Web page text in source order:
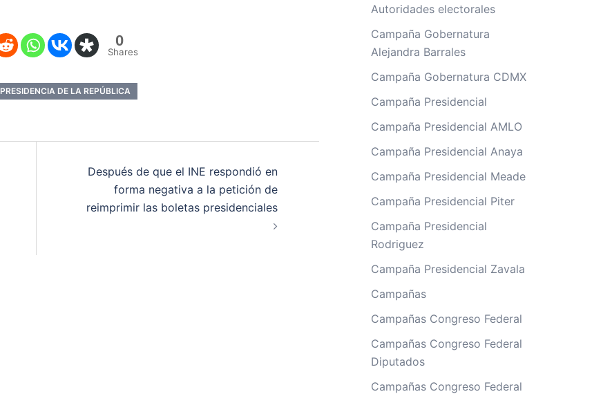
0
Shares
PRESIDENCIA DE LA REPÚBLICA
Después de que el INE respondió en
forma negativa a la petición de
reimprimir las boletas presidenciales
Autoridades electorales
Campaña Gobernatura
Alejandra Barrales
Campaña Gobernatura CDMX
Campaña Presidencial
Campaña Presidencial AMLO
Campaña Presidencial Anaya
Campaña Presidencial Meade
Campaña Presidencial Piter
Campaña Presidencial
Rodriguez
Campaña Presidencial Zavala
Campañas
Campañas Congreso Federal
Campañas Congreso Federal
Diputados
Campañas Congreso Federal